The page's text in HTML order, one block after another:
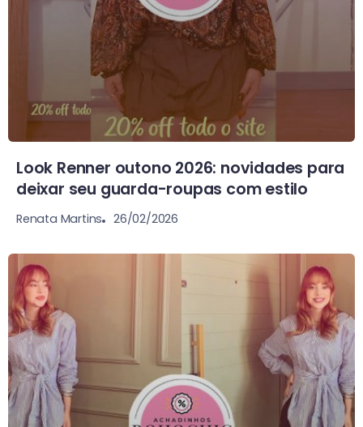
Look Renner outono 2026: novidades para
deixar seu guarda-roupas com estilo
Renata Martins 26/02/2026